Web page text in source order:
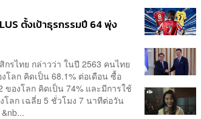
ตั้งเป้าธุรกรรมปี 64 พุ่ง
รไทย กล่าวว่า ในปี 2563 คนไทย
โลก คิดเป็น 68.1% ต่อเดือน ซื้อ
องโลก คิดเป็น 74% และมีการใช้
โลก เฉลี่ย 5 ชั่วโมง 7 นาทีต่อวัน